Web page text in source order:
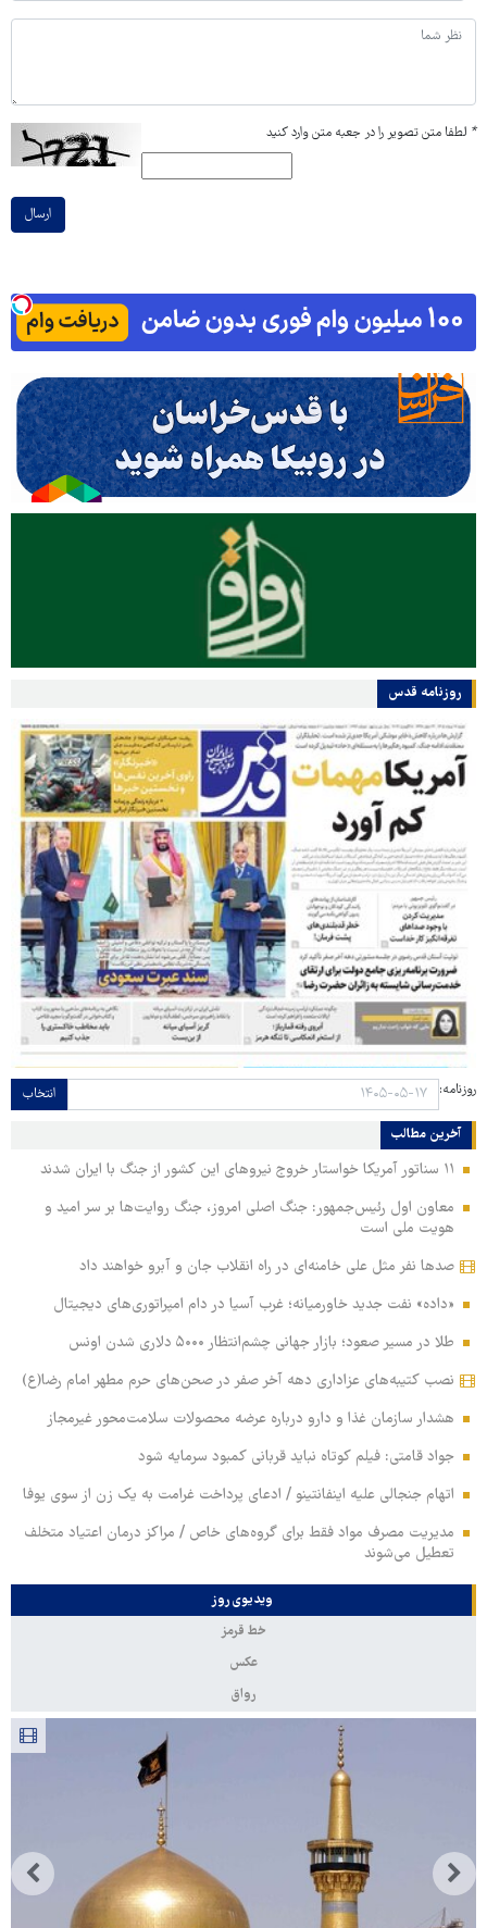
* لطفا متن تصویر را در جعبه متن وارد کنید
ارسال
روزنامه قدس
روزنامه: انتخاب
آخرین مطالب
۱۱ سناتور آمریکا خواستار خروج نیروهای این کشور از جنگ با ایران شدند
معاون اول رئیس‌جمهور: جنگ اصلی امروز، جنگ روایت‌ها بر سر امید و
هویت ملی است
صدها نفر مثل علی خامنه‌ای در راه انقلاب جان و آبرو خواهند داد
«داده» نفت جدید خاورمیانه؛ غرب آسیا در دام امپراتوری‌های دیجیتال
طلا در مسیر صعود؛ بازار جهانی چشم‌انتظار ۵۰۰۰ دلاری شدن اونس
نصب کتیبه‌های عزاداری دهه آخر صفر در صحن‌های حرم مطهر امام رضا(ع)
هشدار سازمان غذا و دارو درباره عرضه محصولات سلامت‌محور غیرمجاز
جواد قامتی: فیلم کوتاه نباید قربانی کمبود سرمایه شود
اتهام جنجالی علیه اینفانتینو / ادعای پرداخت غرامت به یک زن از سوی یوفا
مدیریت مصرف مواد فقط برای گروه‌های خاص / مراکز درمان اعتیاد متخلف
تعطیل می‌شوند
ویدیوی روز
خط قرمز
عکس
رواق